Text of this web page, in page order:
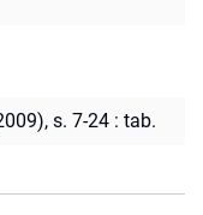
s. 7-24 : tab.